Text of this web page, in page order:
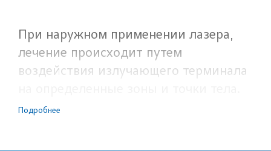
При наружном применении лазера,
лечение происходит путем
воздействия излучающего терминала
Свет проникает сквозь ткани на
Подробнее